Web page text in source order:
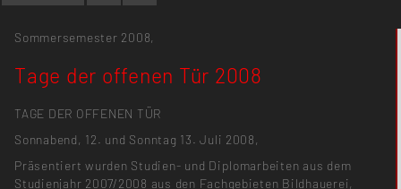
Sommersemester 2008,
Tage der offenen Tür 2008
TAGE DER OFFENEN TÜR
Sonnabend, 12. und Sonntag 13. Juli 2008,
Präsentiert wurden Studien- und Diplomarbeiten aus dem
Studienjahr 2007/2008 aus den Fachgebieten Bildhauerei,